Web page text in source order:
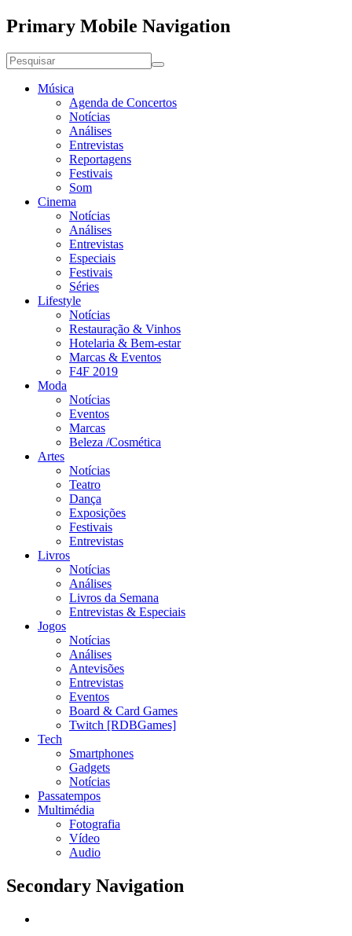
Primary Mobile Navigation
Música
Agenda de Concertos
Notícias
Análises
Entrevistas
Reportagens
Festivais
Som
Cinema
Notícias
Análises
Entrevistas
Especiais
Festivais
Séries
Lifestyle
Notícias
Restauração & Vinhos
Hotelaria & Bem-estar
Marcas & Eventos
F4F 2019
Moda
Notícias
Eventos
Marcas
Beleza /Cosmética
Artes
Notícias
Teatro
Dança
Exposições
Festivais
Entrevistas
Livros
Notícias
Análises
Livros da Semana
Entrevistas & Especiais
Jogos
Notícias
Análises
Antevisões
Entrevistas
Eventos
Board & Card Games
Twitch [RDBGames]
Tech
Smartphones
Gadgets
Notícias
Passatempos
Multimédia
Fotografia
Vídeo
Audio
Secondary Navigation